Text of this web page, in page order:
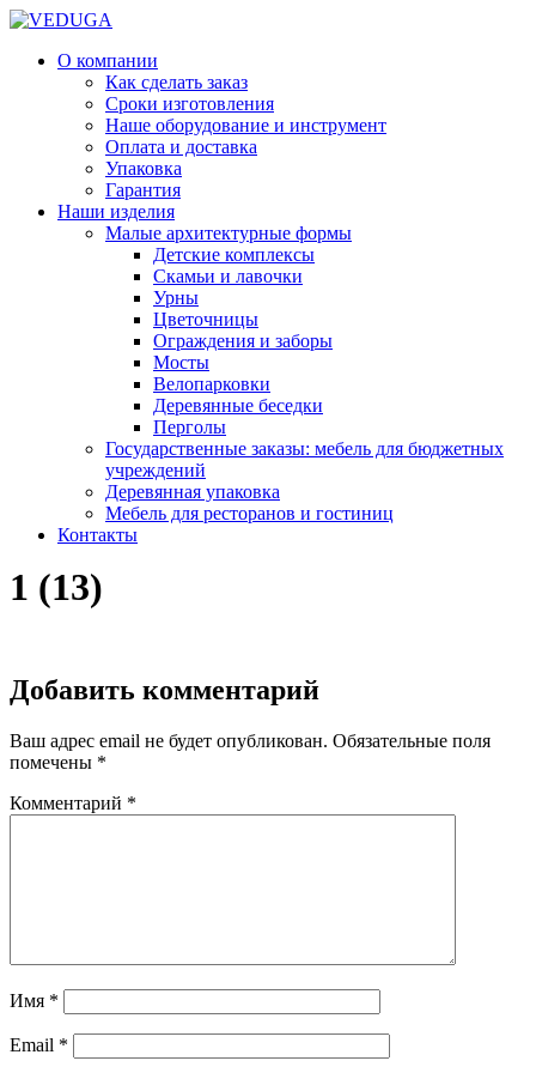
О компании
Как сделать заказ
Сроки изготовления
Наше оборудование и инструмент
Оплата и доставка
Упаковка
Гарантия
Наши изделия
Малые архитектурные формы
Детские комплексы
Скамьи и лавочки
Урны
Цветочницы
Ограждения и заборы
Мосты
Велопарковки
Деревянные беседки
Перголы
Государственные заказы: мебель для бюджетных
учреждений
Деревянная упаковка
Мебель для ресторанов и гостиниц
Контакты
1 (13)
Добавить комментарий
Ваш адрес email не будет опубликован. Обязательные поля
помечены *
Комментарий *
Имя *
Email *